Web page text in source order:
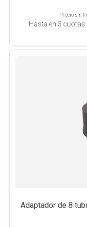
Precio Sin
Hasta en 3 cuotas
Adaptador de 8